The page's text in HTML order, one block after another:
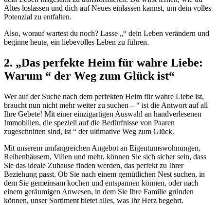
Altes loslassen und dich auf Neues einlassen kannst, um dein volles
Potenzial zu entfalten.
Also, worauf wartest du noch? Lasse „“ dein Leben verändern und
beginne heute, ein liebevolles Leben zu führen.
2. „Das perfekte Heim für wahre Liebe:
Warum “ der Weg zum Glück ist“
Wer auf der Suche nach dem perfekten Heim für wahre Liebe ist,
braucht nun nicht mehr weiter zu suchen – “ ist die Antwort auf all
Ihre Gebete! Mit einer einzigartigen Auswahl an handverlesenen
Immobilien, die speziell auf die Bedürfnisse von Paaren
zugeschnitten sind, ist “ der ultimative Weg zum Glück.
Mit unserem umfangreichen Angebot an Eigentumswohnungen,
Reihenhäusern, Villen und mehr, können Sie sich sicher sein, dass
Sie das ideale Zuhause finden werden, das perfekt zu Ihrer
Beziehung passt. Ob Sie nach einem gemütlichen Nest suchen, in
dem Sie gemeinsam kochen und entspannen können, oder nach
einem geräumigen Anwesen, in dem Sie Ihre Familie gründen
können, unser Sortiment bietet alles, was Ihr Herz begehrt.